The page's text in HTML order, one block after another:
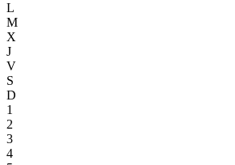
L
M
X
J
V
S
D
1
2
3
4